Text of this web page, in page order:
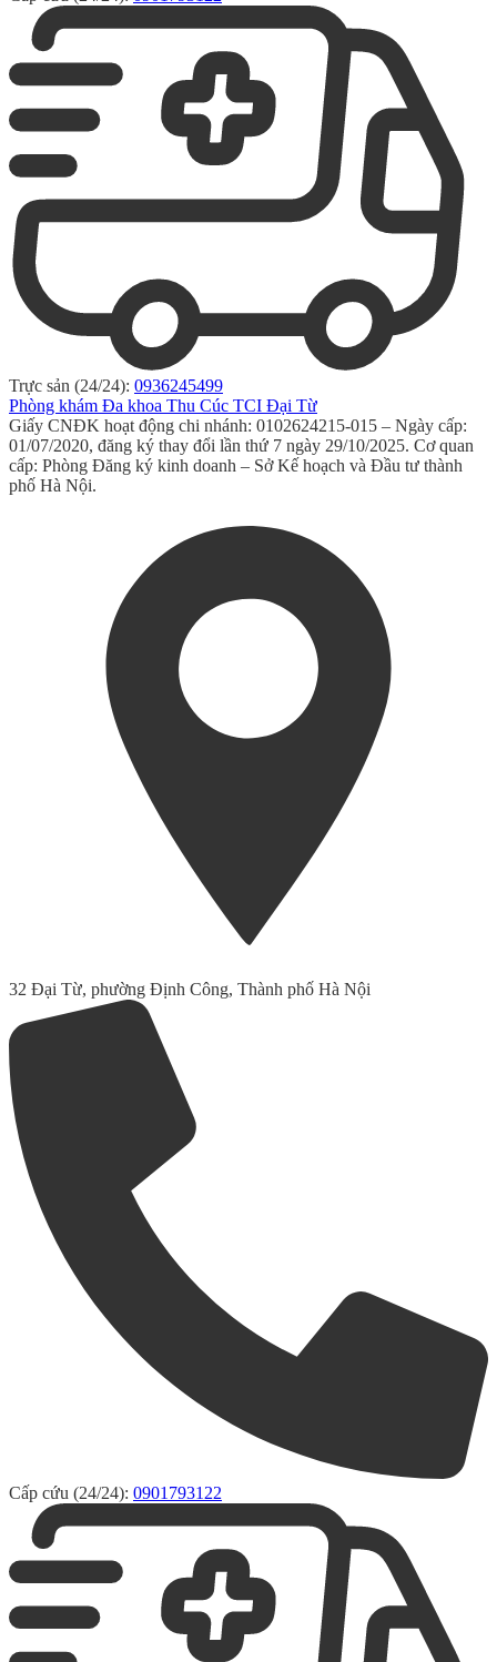
Trực sản (24/24): 0936245499
Phòng khám Đa khoa Thu Cúc TCI Đại Từ
Giấy CNĐK hoạt động chi nhánh: 0102624215-015 – Ngày cấp:
01/07/2020, đăng ký thay đổi lần thứ 7 ngày 29/10/2025. Cơ quan
cấp: Phòng Đăng ký kinh doanh – Sở Kế hoạch và Đầu tư thành
phố Hà Nội.
32 Đại Từ, phường Định Công, Thành phố Hà Nội
Cấp cứu (24/24): 0901793122